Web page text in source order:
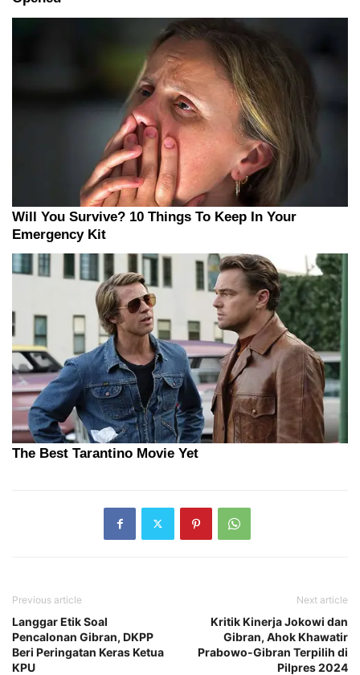
Previous article
Langgar Etik Soal
Pencalonan Gibran, DKPP
Beri Peringatan Keras Ketua
KPU
Next article
Kritik Kinerja Jokowi dan
Gibran, Ahok Khawatir
Prabowo-Gibran Terpilih di
Pilpres 2024